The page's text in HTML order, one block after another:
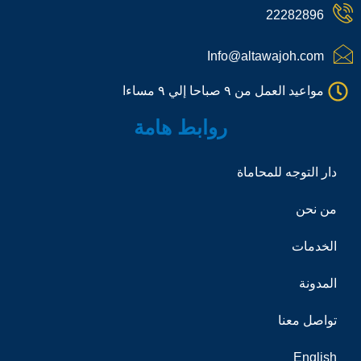
e
-
a
l
1
22282896
Info@altawajoh.com
مواعيد العمل من ٩ صباحا إلي ٩ مساءا
روابط هامة
دار التوجه للمحاماة
من نحن
الخدمات
المدونة
تواصل معنا
English